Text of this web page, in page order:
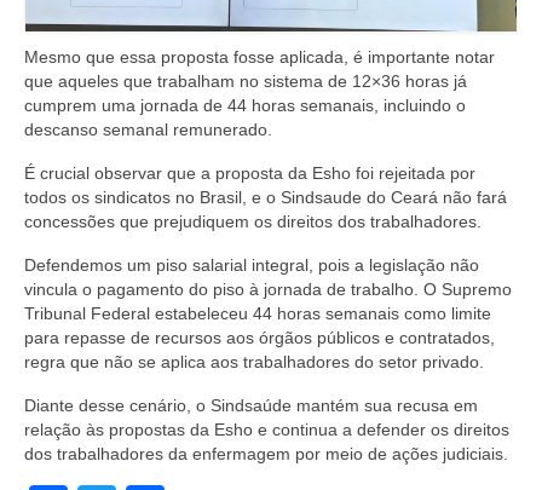
Mesmo que essa proposta fosse aplicada, é importante notar
que aqueles que trabalham no sistema de 12×36 horas já
cumprem uma jornada de 44 horas semanais, incluindo o
descanso semanal remunerado.
É crucial observar que a proposta da Esho foi rejeitada por
todos os sindicatos no Brasil, e o Sindsaude do Ceará não fará
concessões que prejudiquem os direitos dos trabalhadores.
Defendemos um piso salarial integral, pois a legislação não
vincula o pagamento do piso à jornada de trabalho. O Supremo
Tribunal Federal estabeleceu 44 horas semanais como limite
para repasse de recursos aos órgãos públicos e contratados,
regra que não se aplica aos trabalhadores do setor privado.
Diante desse cenário, o Sindsaúde mantém sua recusa em
relação às propostas da Esho e continua a defender os direitos
dos trabalhadores da enfermagem por meio de ações judiciais.